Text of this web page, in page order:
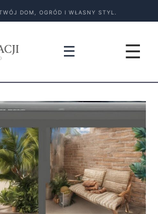
DOM, OGRÓD I WŁASNY STYL.
☰ ☰